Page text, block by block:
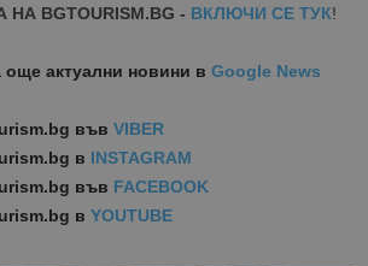
BGTOURISM.BG - ВКЛЮЧИ СЕ ТУК!
още актуални новини в Google News
във VIBER
в INSTAGRAM
във FACEBOOK
в YOUTUBE